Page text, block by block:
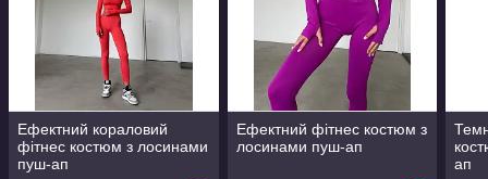
Ефектний кораловий
фітнес костюм з лосинами
пуш-ап
Ефектний фітнес костюм з
лосинами пуш-ап
ап